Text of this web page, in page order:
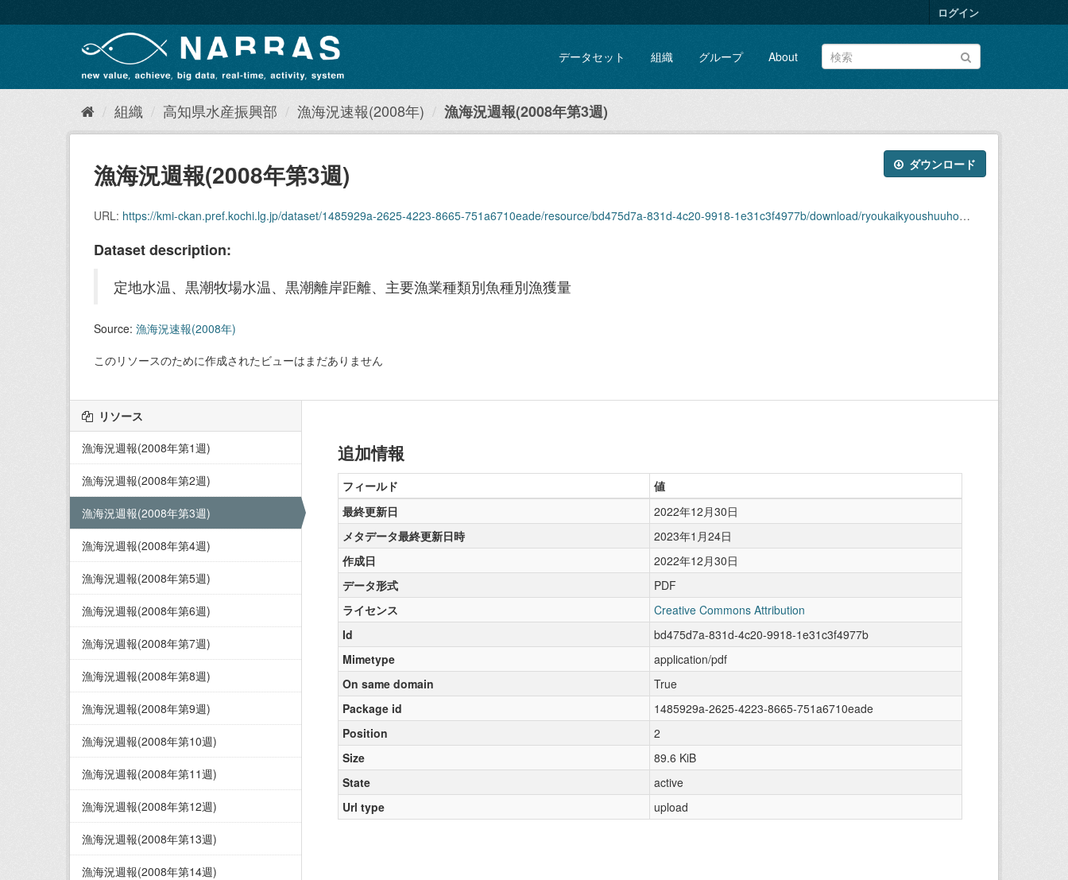
キ
て
ログイン
データセット 組織 グループ About
組織 高知県水産振興部 漁海況速報(2008年) 漁海況週報(2008年第3週)
ダウンロード
漁海況週報(2008年第3週)
URL: https://kmi-ckan.pref.kochi.lg.jp/dataset/1485929a-2625-4223-8665-751a6710eade/resource/bd475d7a-831d-4c20-9918-1e31c3f4977b/download/ryoukaikyoushuuhou2008nendai3shuu.pdf
Dataset description:
定地水温、黒潮牧場水温、黒潮離岸距離、主要漁業種類別魚種別漁獲量
Source: 漁海況速報(2008年)
このリソースのために作成されたビューはまだありません
リソース
漁海況週報(2008年第1週)
漁海況週報(2008年第2週)
漁海況週報(2008年第3週)
漁海況週報(2008年第4週)
漁海況週報(2008年第5週)
漁海況週報(2008年第6週)
漁海況週報(2008年第7週)
漁海況週報(2008年第8週)
漁海況週報(2008年第9週)
漁海況週報(2008年第10週)
漁海況週報(2008年第11週)
漁海況週報(2008年第12週)
漁海況週報(2008年第13週)
漁海況週報(2008年第14週)
追加情報
フィールド
値
最終更新日
2022年12月30日
メタデータ最終更新日時
2023年1月24日
作成日
2022年12月30日
データ形式
PDF
ライセンス
Creative Commons Attribution
Id
bd475d7a-831d-4c20-9918-1e31c3f4977b
Mimetype
application/pdf
On same domain
True
Package id
1485929a-2625-4223-8665-751a6710eade
Position
2
Size
89.6 KiB
State
active
Url type
upload